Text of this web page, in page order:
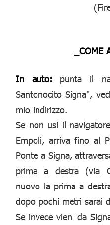
_COME
In auto: punta il
Santonocito Signa",
mio indirizzo.
Se non usi il
Empoli, arriva fino al
Ponte a Signa,
prima a destra (via
nuovo la prima a
dopo pochi metri sarai
Se invece vieni da